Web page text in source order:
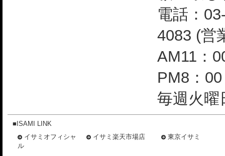
電話：
4083 (営
AM11：
PM8：
毎週火曜
■ISAMI LINK
イサミオフィシャ
ル
イサミ楽天市場店 東京イサミ